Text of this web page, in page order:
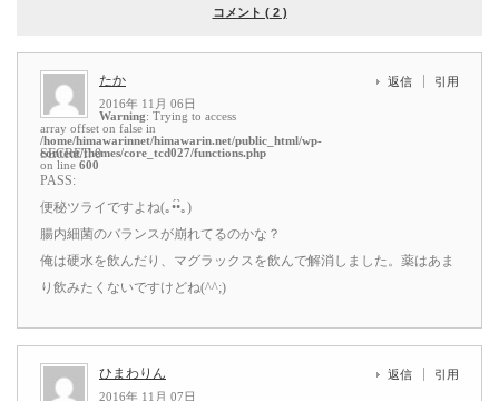
コメント ( 2 )
たか
2016年 11月 06日
Warning: Trying to access
array offset on false in
/home/himawarinnet/himawarin.net/public_html/wp-
content/themes/core_tcd027/functions.php
on line 600
返信 引用
SECRET: 0
PASS:
便秘ツライですよね(｡•́•̀｡)
腸内細菌のバランスが崩れてるのかな？
俺は硬水を飲んだり、マグラックスを飲んで解消しました。薬はあま
り飲みたくないですけどね(^^;)
ひまわりん
2016年 11月 07日
返信 引用